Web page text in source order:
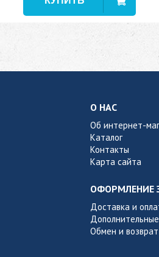
О НАС
Об интернет-
Каталог
Контакты
Карта сайта
ОФОРМЛЕНИЕ
Доставка и
Дополнительные
Обмен и возврат